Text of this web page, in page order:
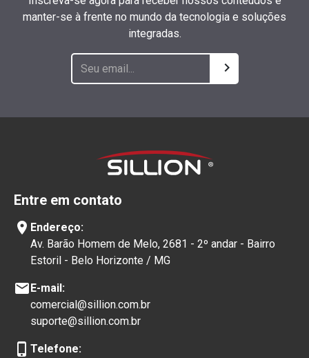
manter-se à frente no mundo da tecnologia e soluções
integradas.
chevron_right
Entre em contato
location_on Endereço:
Av. Barão Homem de Melo, 2681 - 2º andar - Bairro
Estoril - Belo Horizonte / MG
mailE-mail:
comercial@sillion.com.br
suporte@sillion.com.br
phone_iphone Telefone: